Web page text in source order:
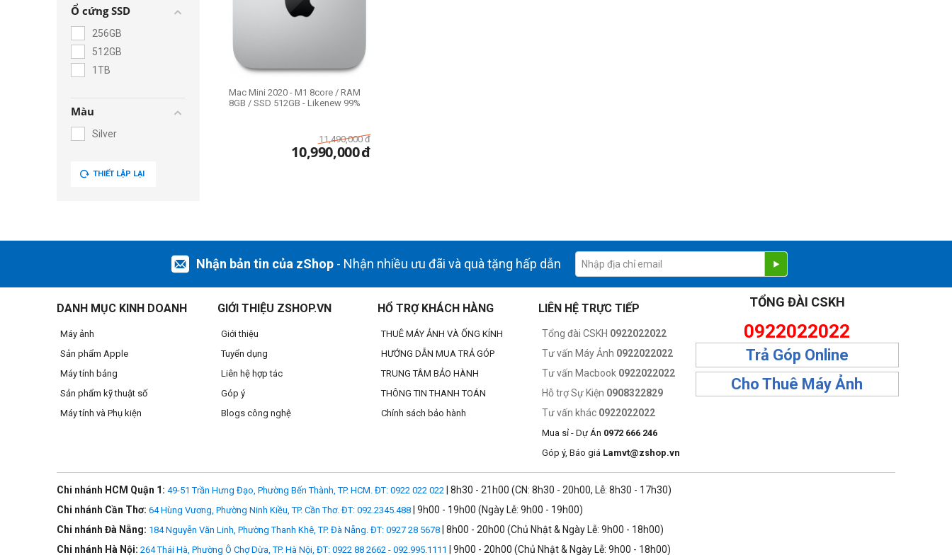
Ổ cứng SSD
256GB
512GB
1TB
Màu
Silver
THIẾT LẬP LẠI
Mac Mini 2020 - M1 8core / RAM
8GB / SSD 512GB - Likenew 99%
11,490,000 đ
10,990,000đ
Nhận bản tin của zShop - Nhận nhiều ưu đãi và quà tặng hấp dẫn
DANH MỤC KINH DOANH
Máy ảnh
Sản phẩm Apple
Máy tính bảng
Sản phẩm kỹ thuật số
Máy tính và Phụ kiện
GIỚI THIỆU ZSHOP.VN
Giới thiệu
Tuyển dụng
Liên hệ hợp tác
Góp ý
Blogs công nghệ
HỔ TRỢ KHÁCH HÀNG
THUÊ MÁY ẢNH VÀ ỐNG KÍNH
HƯỚNG DẪN MUA TRẢ GÓP
TRUNG TÂM BẢO HÀNH
THÔNG TIN THANH TOÁN
Chính sách bảo hành
LIÊN HỆ TRỰC TIẾP
Tổng đài CSKH 0922022022
Tư vấn Máy Ảnh 0922022022
Tư vấn Macbook 0922022022
Hỗ trợ Sự Kiện 0908322829
Tư vấn khác 0922022022
Mua sỉ - Dự Án 0972 666 246
Góp ý, Báo giá Lamvt@zshop.vn
TỔNG ĐÀI CSKH
0922022022
Trả Góp Online
Cho Thuê Máy Ảnh
Chi nhánh HCM Quận 1: 49-51 Trần Hưng Đạo, Phường Bến Thành, TP. HCM. ĐT: 0922 022 022 | 8h30 - 21h00 (CN: 8h30 - 20h00, Lễ: 8h30 - 17h30)
Chi nhánh Cần Thơ: 64 Hùng Vương, Phường Ninh Kiều, TP. Cần Thơ. ĐT: 092.2345.488 | 9h00 - 19h00 (Ngày Lễ: 9h00 - 19h00)
Chi nhánh Đà Nẵng: 184 Nguyễn Văn Linh, Phường Thanh Khê, TP. Đà Nẵng. ĐT: 0927 28 5678 | 8h00 - 20h00 (Chủ Nhật & Ngày Lễ: 9h00 - 18h00)
Chi nhánh Hà Nội: 264 Thái Hà, Phường Ô Chợ Dừa, TP. Hà Nội, ĐT: 0922 88 2662 - 092.995.1111 | 9h00 - 20h00 (Chủ Nhật & Ngày Lễ: 9h00 - 18h00)